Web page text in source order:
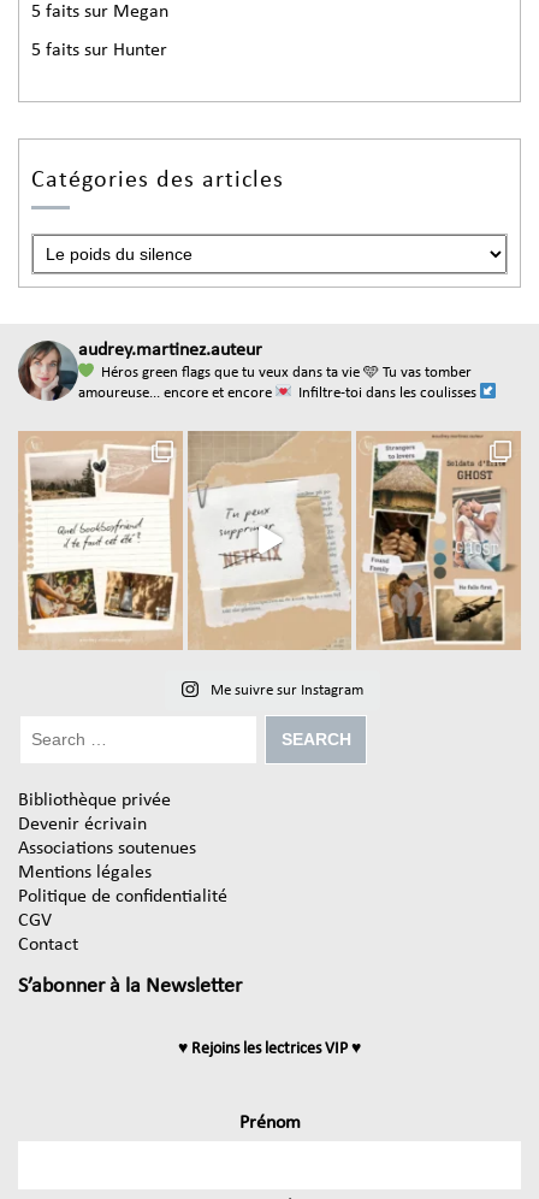
5 faits sur Megan
5 faits sur Hunter
Catégories des articles
audrey.martinez.auteur
Héros green flags que tu veux dans ta vie 🩵 Tu vas tomber
amoureuse... encore et encore
Infiltre-toi dans les coulisses
Me suivre sur Instagram
Bibliothèque privée
Devenir écrivain
Associations soutenues
Mentions légales
Politique de confidentialité
CGV
Contact
S’abonner à la Newsletter
♥ Rejoins les lectrices VIP ♥
Prénom